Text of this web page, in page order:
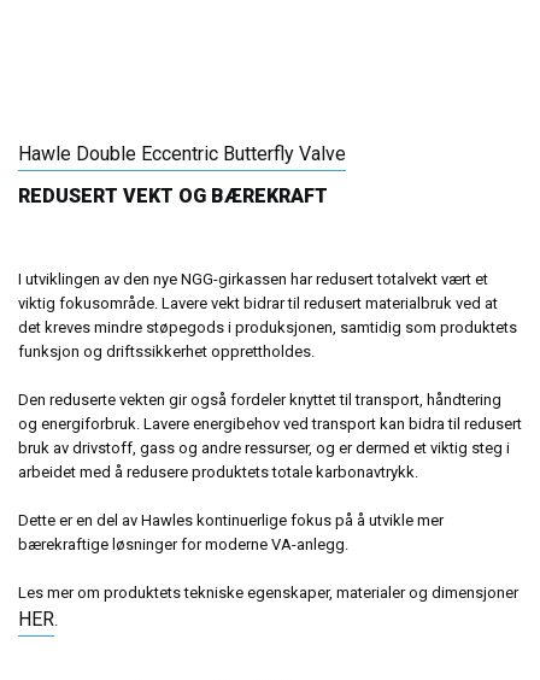
Hawle Double Eccentric Butterfly Valve
REDUSERT VEKT OG BÆREKRAFT
I utviklingen av den nye NGG-girkassen har redusert totalvekt vært et
viktig fokusområde. Lavere vekt bidrar til redusert materialbruk ved at
det kreves mindre støpegods i produksjonen, samtidig som produktets
funksjon og driftssikkerhet opprettholdes.
Den reduserte vekten gir også fordeler knyttet til transport, håndtering
og energiforbruk. Lavere energibehov ved transport kan bidra til redusert
bruk av drivstoff, gass og andre ressurser, og er dermed et viktig steg i
arbeidet med å redusere produktets totale karbonavtrykk.
Dette er en del av Hawles kontinuerlige fokus på å utvikle mer
bærekraftige løsninger for moderne VA-anlegg.
Les mer om produktets tekniske egenskaper, materialer og dimensjoner
HER